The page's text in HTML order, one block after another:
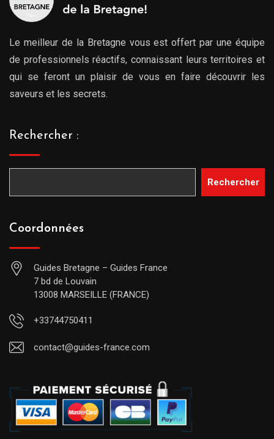
Le meilleur de la Bretagne vous est offert par une équipe
de professionnels réactifs, connaissant leurs territoires et
qui se feront un plaisir de vous en faire découvrir les
saveurs et les secrets.
Rechercher :
Rechercher
Coordonnées
Guides Bretagne – Guides France
7 bd de Louvain
13008 MARSEILLE (FRANCE)
+33744750411
contact@guides-france.com